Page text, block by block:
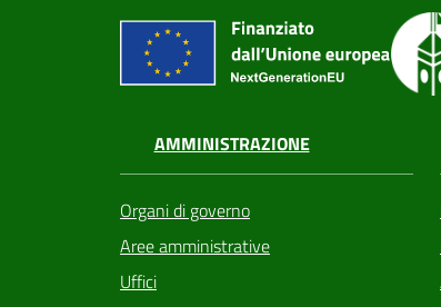
AMMINISTRAZIONE
Organi di governo
Aree amministrative
Uffici